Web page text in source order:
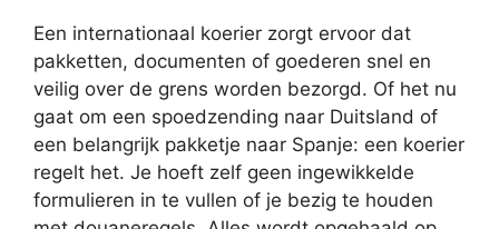
Een internationaal koerier zorgt ervoor dat
pakketten, documenten of goederen snel en
veilig over de grens worden bezorgd. Of het nu
gaat om een spoedzending naar Duitsland of
een belangrijk pakketje naar Spanje: een koerier
regelt het. Je hoeft zelf geen ingewikkelde
formulieren in te vullen of je bezig te houden